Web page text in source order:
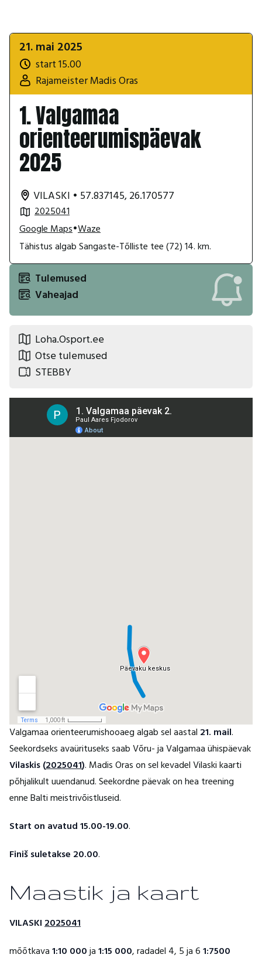
21. mai 2025
start 15.00
Rajameister Madis Oras
1. Valgamaa
orienteerumispäevak
2025
VILASKI • 57.837145, 26.170577
2025041
Google Maps•Waze
Tähistus algab Sangaste-Tõlliste tee (72) 14. km.
Tulemused
Vaheajad
Loha.Osport.ee
Otse tulemused
STEBBY
Valgamaa orienteerumishooaeg algab sel aastal 21. mail.
Seekordseks avaürituseks saab Võru- ja Valgamaa ühispäevak
Vilaskis (2025041). Madis Oras on sel kevadel Vilaski kaarti
põhjalikult uuendanud. Seekordne päevak on hea treening
enne Balti meistrivõistluseid.
Start on avatud 15.00-19.00.
Finiš suletakse 20.00.
Maastik ja kaart
VILASKI2025041
mõõtkava1:10 000ja1:15 000, radadel 4, 5 ja 61:7500